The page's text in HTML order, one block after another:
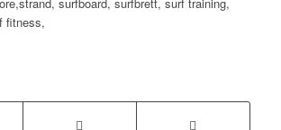
fitness,